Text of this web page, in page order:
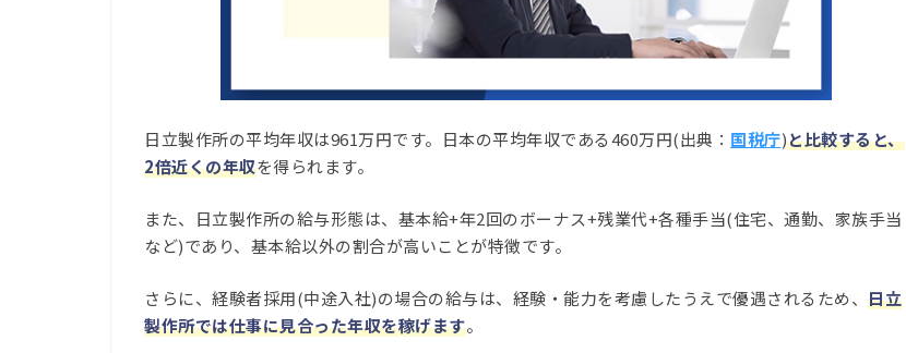
日立製作所の平均年収は961万円です。日本の平均年収である460万円(出典： 国税庁)と比較すると、
2倍近くの年収を得られます。
また、日立製作所の給与形態は、基本給+年2回のボーナス+残業代+各種手当(住宅、通勤、家族手当
など)であり、基本給以外の割合が高いことが特徴です。
さらに、経験者採用(中途入社)の場合の給与は、経験・能力を考慮したうえで優遇されるため、 日立
製作所では仕事に見合った年収を稼げます。